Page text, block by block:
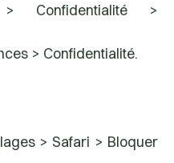
Confidentialité >
> Confidentialité.
> Safari > Bloquer